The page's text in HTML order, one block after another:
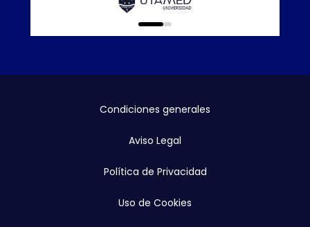
0
1
Condiciones generales
Aviso Legal
Política de Privacidad
Uso de Cookies